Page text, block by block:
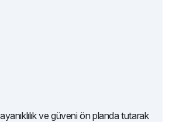
ve güveni ön planda tutarak